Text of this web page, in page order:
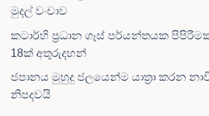
මුදල් වංචාව
කටාර්හි ප්‍රධාන ගෑස් පර්යන්තයක
18ක් අතුරුදහන්
ජපානය මුහුදු ජලයෙන්ම යාත්‍රා කරන
නිපදවයි